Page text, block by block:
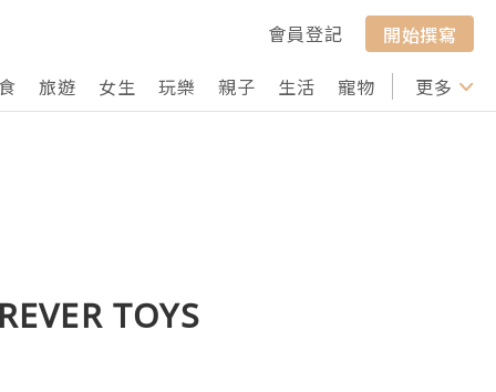
會員登記
開始撰寫
旅遊 女生 玩樂 親子 生活 寵物 行山 打卡
更多
TOYS